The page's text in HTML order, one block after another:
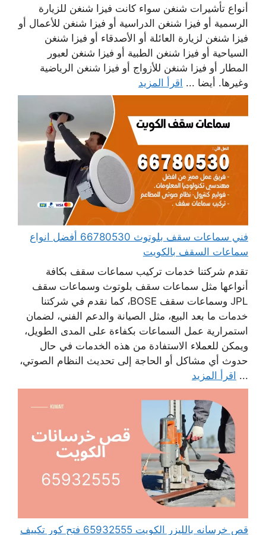
أنواع تأشيرات شنغن سواء كانت فيزا شنغن للزيارة
الرسمية أو فيزا شنغن الدراسية أو فيزا شنغن للأعمال أو
فيزا شنغن لزيارة العائلة أو الأصدقاء أو فيزا شنغن
السياحية أو فيزا شنغن الطبية أو فيزا شنغن لعبور
المطار أو فيزا شنغن للأزواج أو فيزا شنغن الرياضية
وغيرها. أيضا ... اقرأ المزيد
فني سماعات سقف بلوتوث 66780530 أفضل انواع
سماعات السقف بالكويت
تقدم شركتنا خدمات تركيب سماعات سقف بكافة
أنواعها مثل سماعات سقف بلوتوث وسماعات سقف
JPL وسماعات سقف BOSE، كما نقدم في شركتنا
خدمات ما بعد البيع، مثل الصيانة والدعم الفني، لضمان
استمرارية عمل السماعات بكفاءة على المدى الطويل،
ويمكن للعملاء الاستفادة من هذه الخدمات في حال
حدوث أي مشاكل أو الحاجة إلى تحديث النظام الصوتي،
... اقرأ المزيد
قص خرسانه بالليزر الكويت 65932555 فتح كور تكييف